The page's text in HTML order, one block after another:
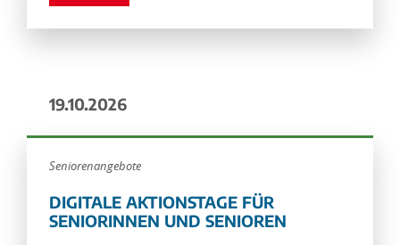
19.10.2026
Seniorenangebote
DIGITALE AKTIONSTAGE FÜR
SENIORINNEN UND SENIOREN